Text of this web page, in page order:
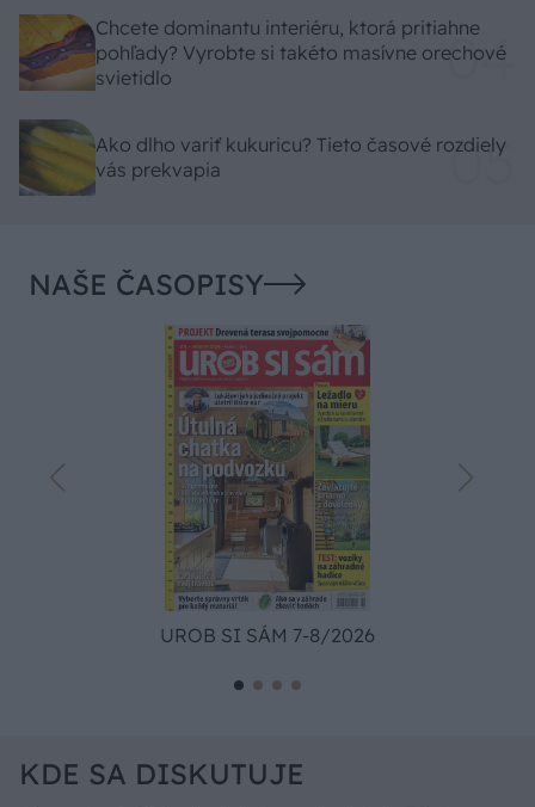
Chcete dominantu interiéru, ktorá pritiahne
pohľady? Vyrobte si takéto masívne orechové
svietidlo
Ako dlho variť kukuricu? Tieto časové rozdiely
vás prekvapia
NAŠE ČASOPISY
UROB SI SÁM 7-8/2026
KDE SA DISKUTUJE